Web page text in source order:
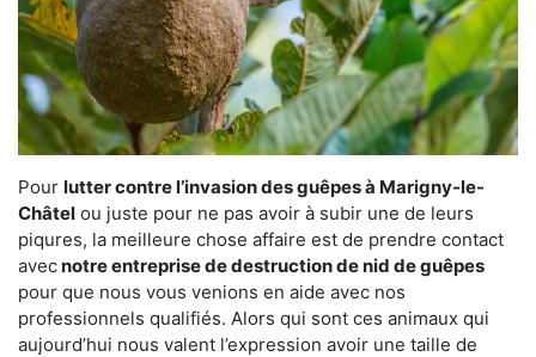
Pour lutter contre l’invasion des guêpes à Marigny-le-
Châtel ou juste pour ne pas avoir à subir une de leurs
piqures, la meilleure chose affaire est de prendre contact
avecnotre entreprise de destruction de nid de guêpes
pour que nous vous venions en aide avec nos
professionnels qualifiés. Alors qui sont ces animaux qui
aujourd’hui nous valent l’expression avoir une taille de